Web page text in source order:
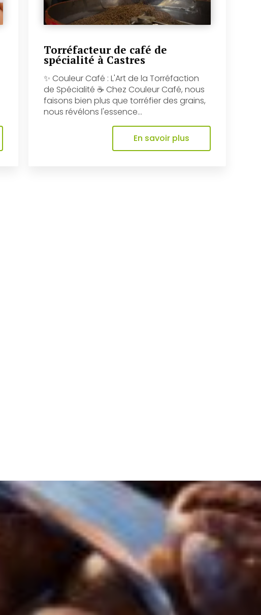
Torréfacteur de café de
spécialité à Castres
✨ Couleur Café : L'Art de la Torréfaction
de Spécialité ☕️ Chez Couleur Café, nous
faisons bien plus que torréfier des grains,
nous révélons l'essence...
En savoir plus